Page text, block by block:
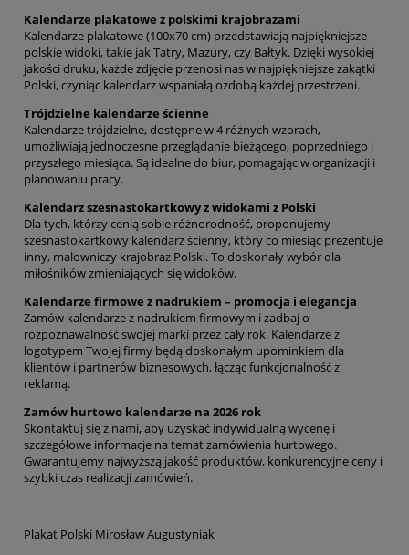
Kalendarze plakatowe z polskimi krajobrazami
Kalendarze plakatowe (100x70 cm) przedstawiają najpiękniejsze
polskie widoki, takie jak Tatry, Mazury, czy Bałtyk. Dzięki wysokiej
jakości druku, każde zdjęcie przenosi nas w najpiękniejsze zakątki
Polski, czyniąc kalendarz wspaniałą ozdobą każdej przestrzeni.
Trójdzielne kalendarze ścienne
Kalendarze trójdzielne, dostępne w 4 różnych wzorach,
umożliwiają jednoczesne przeglądanie bieżącego, poprzedniego i
przyszłego miesiąca. Są idealne do biur, pomagając w organizacji i
planowaniu pracy.
Kalendarz szesnastokartkowy z widokami z Polski
Dla tych, którzy cenią sobie różnorodność, proponujemy
szesnastokartkowy kalendarz ścienny, który co miesiąc prezentuje
inny, malowniczy krajobraz Polski. To doskonały wybór dla
miłośników zmieniających się widoków.
Kalendarze firmowe z nadrukiem – promocja i elegancja
Zamów kalendarze z nadrukiem firmowym i zadbaj o
rozpoznawalność swojej marki przez cały rok. Kalendarze z
logotypem Twojej firmy będą doskonałym upominkiem dla
klientów i partnerów biznesowych, łącząc funkcjonalność z
reklamą.
Zamów hurtowo kalendarze na 2026 rok
Skontaktuj się z nami, aby uzyskać indywidualną wycenę i
szczegółowe informacje na temat zamówienia hurtowego.
Gwarantujemy najwyższą jakość produktów, konkurencyjne ceny i
szybki czas realizacji zamówień.
Plakat Polski Mirosław Augustyniak